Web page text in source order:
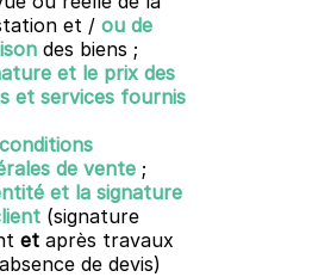
et / ou de
des biens ;
et le prix des
et services fournis
conditions
de vente ;
et la signature
(signature
et après travaux
de devis)